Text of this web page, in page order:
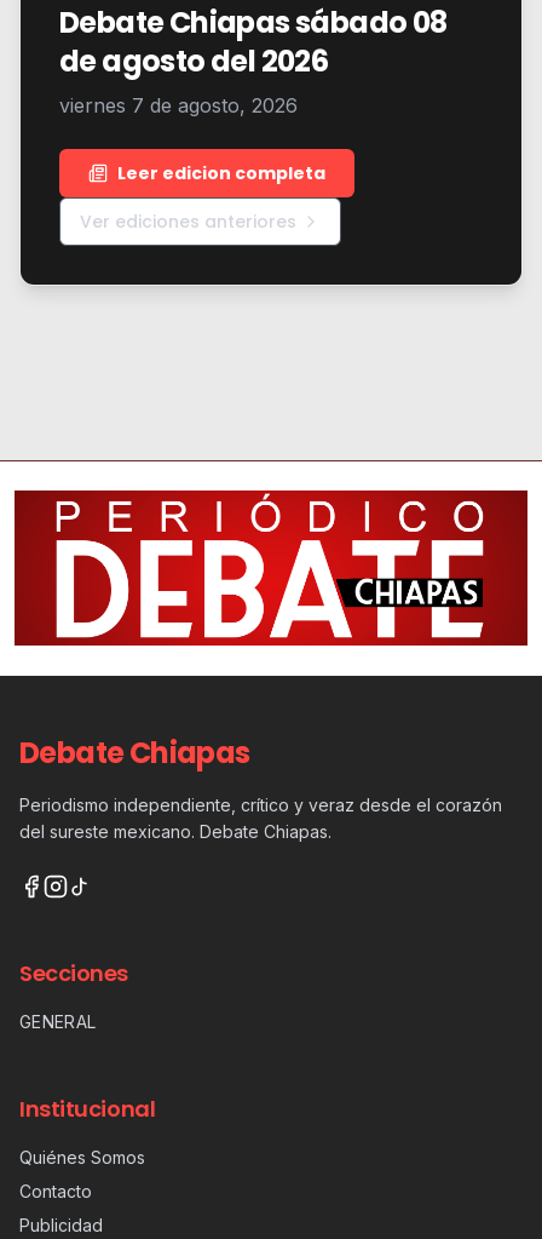
Debate Chiapas sábado 08
de agosto del 2026
viernes 7 de agosto, 2026
Leer edicion completa
Ver ediciones anteriores
Debate Chiapas
Periodismo independiente, crítico y veraz desde el corazón
del sureste mexicano. Debate Chiapas.
Secciones
GENERAL
Institucional
Quiénes Somos
Contacto
Publicidad